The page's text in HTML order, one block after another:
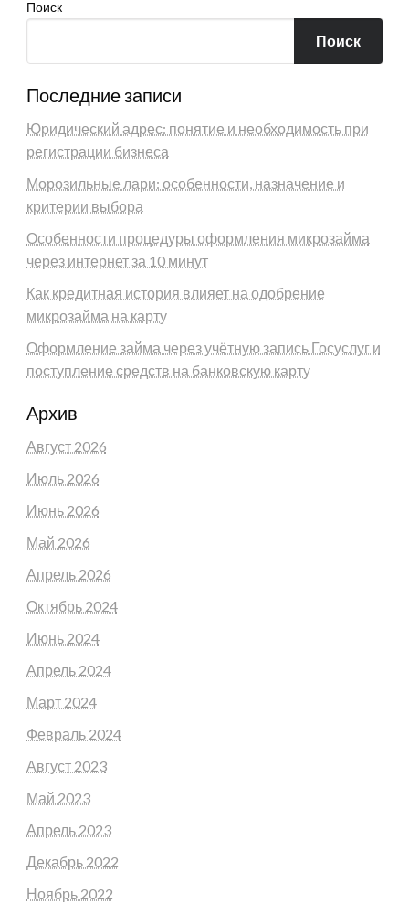
Поиск
Поиск
Последние записи
Юридический адрес: понятие и необходимость при
регистрации бизнеса
Морозильные лари: особенности, назначение и
критерии выбора
Особенности процедуры оформления микрозайма
через интернет за 10 минут
Как кредитная история влияет на одобрение
микрозайма на карту
Оформление займа через учётную запись Госуслуг и
поступление средств на банковскую карту
Архив
Август 2026
Июль 2026
Июнь 2026
Май 2026
Апрель 2026
Октябрь 2024
Июнь 2024
Апрель 2024
Март 2024
Февраль 2024
Август 2023
Май 2023
Апрель 2023
Декабрь 2022
Ноябрь 2022